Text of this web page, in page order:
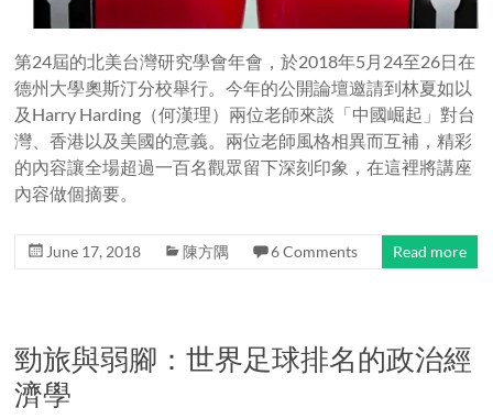
第24屆的北美台灣研究學會年會，於2018年5月24至26日在
德州大學奧斯汀分校舉行。今年的公開論壇邀請到林夏如以
及Harry Harding（何漢理）兩位老師來談「中國崛起」對台
灣、香港以及美國的意義。兩位老師風格相異而互補，精彩
的內容讓全場超過一百名觀眾留下深刻印象，在這裡將講座
內容做個摘要。
June 17, 2018 陳方隅 6 Comments Read more
勁旅與弱腳：世界足球排名的政治經
濟學